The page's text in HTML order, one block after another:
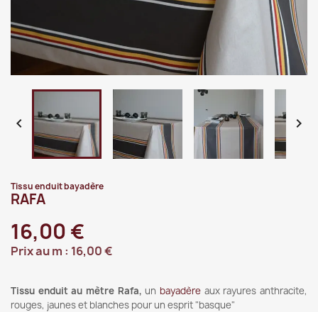
 
Tissu enduit bayadère
RAFA
16,00 €
Prix au m : 16,00 €
Tissu enduit au mètre Rafa, un bayadère aux rayures anthracite,
rouges, jaunes et blanches pour un esprit "basque"